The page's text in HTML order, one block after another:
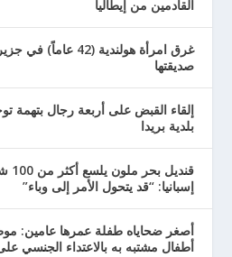
القادمين من إيطاليا
غرق امرأة هولندية
صديقتها
إلقاء القبض على أربعة رجال بتهمة
بلدية بريدا
إسبانيا: “قد يتحول الأمر إلى وباء”
أصغر ضحاياه طفلة عمرها عامين:
أطفال مشتبه به بالاعتداء الجنسي على 14